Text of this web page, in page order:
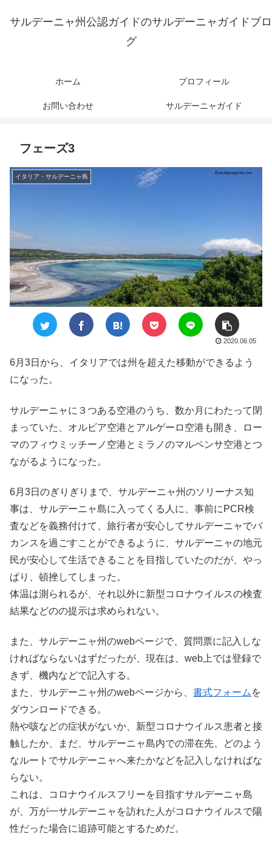
サルデーニャ州公認ガイドのサルデーニャガイドブロ
グ
ホーム プロフィール
お問い合わせ サルデーニャガイド
フェーズ3
イタリア・サルデーニャ島
2020.06.05
6月3日から、イタリアでは州を超えた移動ができるよう
になった。
サルデーニャに３つある空港のうち、数か月にわたって閉
まっていた、オルビア空港とアルゲーロ空港も開き、ロー
マのフィウミッチーノ空港とミラノのマルペンサ空港とつ
ながるようになった。
6月3日のぎりぎりまで、サルデーニャ州のソリーナス知
事は、サルデーニャ島に入ってくる人に、事前にPCR検
査などを義務付けて、旅行者が安心してサルデーニャでバ
カンスを過ごすことができるように、サルデーニャの地元
民が安心して生活できることを目指していたのだが、やっ
ぱり、頓挫してしまった。
体温は測られるが、それ以外に新型コロナウイルスの検査
結果などのの提示は求められない。
また、サルデーニャ州のwebページで、質問票に記入しな
ければならないはずだったが、現在は、web上では登録で
きず、機内などで記入する。
また、サルデーニャ州のwebページから、 書式フォームを
ダウンロードできる。
熱や咳などの症状がないか、新型コロナウイルス患者と接
触したか、まだ、サルデーニャ島内での滞在先、どのよう
なルートでサルデーニャへ来たかなどを記入しなければな
らない。
これは、コロナウイルスフリーを目指すサルデーニャ島
が、万が一サルデーニャを訪れた人がコロナウイルスで陽
性だった場合に追跡可能とするためだ。